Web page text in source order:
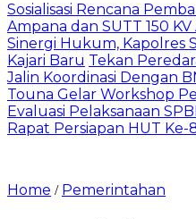
Sosialisasi Rencana
Ampana dan SUTT 150
Sinergi Hukum, Kapolres
Kajari Baru Tekan
Jalin Koordinasi Dengan
Touna Gelar Workshop
Evaluasi Pelaksanaan
Rapat Persiapan HUT
Home / Pemerintahan